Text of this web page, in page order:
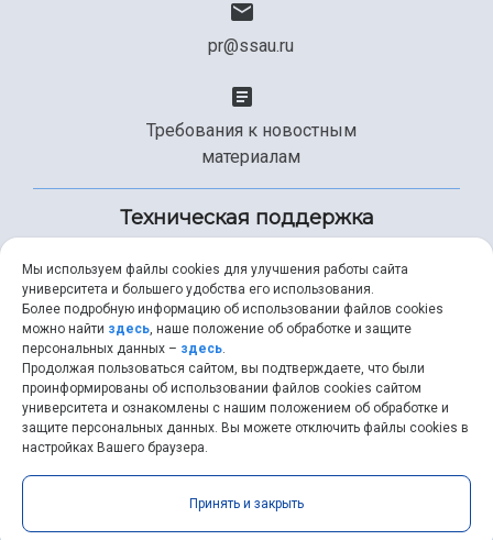
pr@ssau.ru
Требования к новостным
материалам
Техническая поддержка
+7 (846) 267-49-99
help@ssau.ru
Самарский университет © 2026 |ssau.ru
RSS
Мы используем файлы cookies для улучшения работы сайта
университета и большего удобства его использования.
Более подробную информацию об использовании файлов cookies
можно найти здесь, наше положение об обработке и защите
персональных данных – здесь.
Продолжая пользоваться сайтом, вы подтверждаете, что были
проинформированы об использовании файлов cookies сайтом
университета и ознакомлены с нашим положением об обработке и
защите персональных данных. Вы можете отключить файлы cookies в
настройках Вашего браузера.
Принять и закрыть